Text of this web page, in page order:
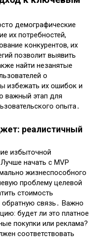
демографические
их потребностей,
конкурентов, их
позволит выявить
найти незанятые
о
избежать их ошибок и
важный этап для
опыта․
реалистичный
избыточной
начать с MVP
жизнеспособного
проблему целевой
стоимость
обратную связь․ Важно
будет ли это платное
покупки или реклама?
соответствовать